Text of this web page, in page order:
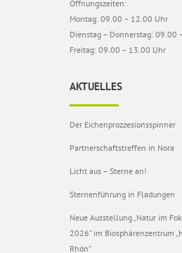
Öffnungszeiten:
Montag: 09.00 – 12.00 Uhr
Dienstag – Donnerstag: 09.00
Freitag: 09.00 – 13.00 Uhr
AKTUELLES
Der Eichenprozzesionsspinner
Partnerschaftstreffen in Nora
Licht aus – Sterne an!
Sternenführung in Fladungen
Neue Ausstellung „Natur im
2026“ im Biosphärenzentrum
Rhön“